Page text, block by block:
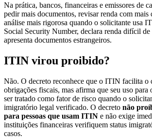
Na prática, bancos, financeiras e emissores de
pedir mais documentos, revisar renda com mais
análise mais rigorosa quando o solicitante usa
Social Security Number, declara renda difícil
apresenta documentos estrangeiros.
ITIN virou proibido?
Não. O decreto reconhece que o ITIN facilita o
obrigações fiscais, mas afirma que seu uso para
ser tratado como fator de risco quando o
imigratório legal verificado. O decreto não
para pessoas que usam ITIN e não exige
instituições financeiras verifiquem status
casos.